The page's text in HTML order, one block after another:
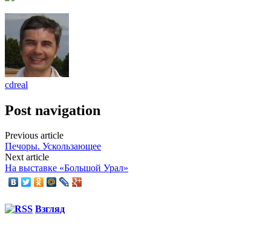
cdreal
Post navigation
Previous article
Печоры. Ускользающее
Next article
На выставке «Большой Урал»
Взгляд